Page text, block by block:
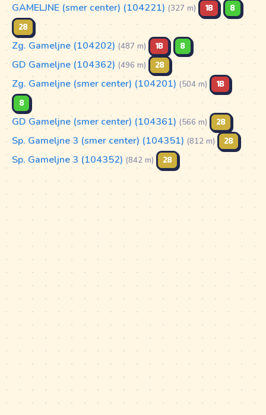
GAMELJNE (smer center) (104221) (327 m) 1B
8
28
Zg. Gameljne (104202) (487 m) 1B 8
GD Gameljne (104362) (496 m) 28
Zg. Gameljne (smer center) (104201) (504 m)
1B
8
GD Gameljne (smer center) (104361) (566 m) 28
Sp. Gameljne 3 (smer center) (104351) (812 m) 28
Sp. Gameljne 3 (104352) (842 m) 28